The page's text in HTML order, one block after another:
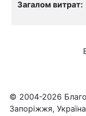
Загалом витрат:
© 2004-2026
Запоріжжя, Україна